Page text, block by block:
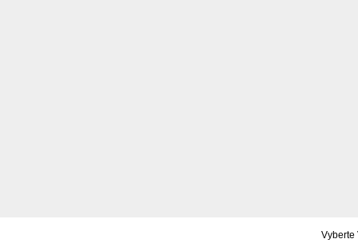
Vyberte